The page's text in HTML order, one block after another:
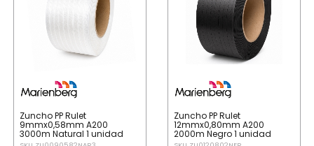
Zuncho PP Rulet
9mmx0,58mm A200
3000m Natural 1 unidad
Zuncho PP Rulet
12mmx0,80mm A200
2000m Negro 1 unidad